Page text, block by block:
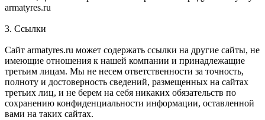
armatyres.ru
3. Ссылки
Сайт armatyres.ru может содержать ссылки на другие сайты, не
имеющие отношения к нашей компании и принадлежащие
третьим лицам. Мы не несем ответственности за точность,
полноту и достоверность сведений, размещенных на сайтах
третьих лиц, и не берем на себя никаких обязательств по
сохранению конфиденциальности информации, оставленной
вами на таких сайтах.